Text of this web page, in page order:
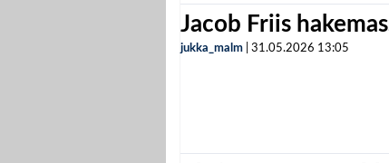
Jacob Friis
jukka_malm 31.05.2026 13:05